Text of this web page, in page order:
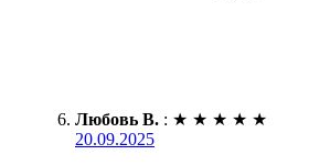
Любовь В. : ★ ★ ★ ★ ★
20.09.2025